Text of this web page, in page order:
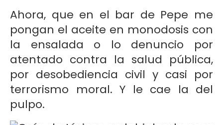
Ahora, que en el bar de Pepe me
pongan el aceite en monodosis con
la ensalada o lo denuncio por
atentado contra la salud pública,
por desobediencia civil y casi por
terrorismo moral. Y le cae la del
pulpo.